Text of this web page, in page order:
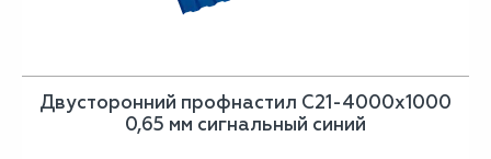
Двусторонний профнастил С21-4000х1000
0,65 мм сигнальный синий